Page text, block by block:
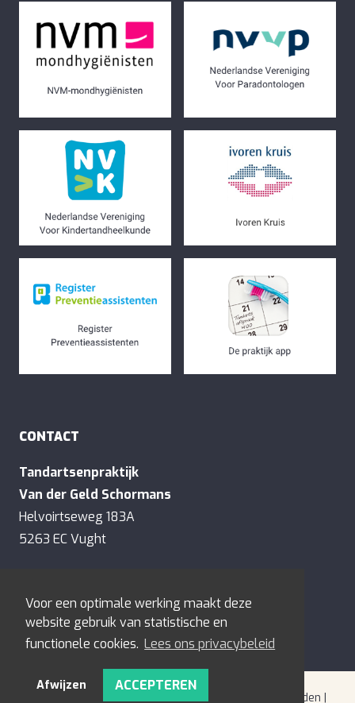
Voor een optimale werking maakt deze
website gebruik van statistische en
functionele cookies. Lees ons privacybeleid
Afwijzen ACCEPTEREN
CONTACT
Tandartsenpraktijk
Van der Geld Schormans
Helvoirtseweg 183A
5263 EC Vught
T:073-6577128
© tandartsenvandergeld.nl | Alle rechten voorbehouden |